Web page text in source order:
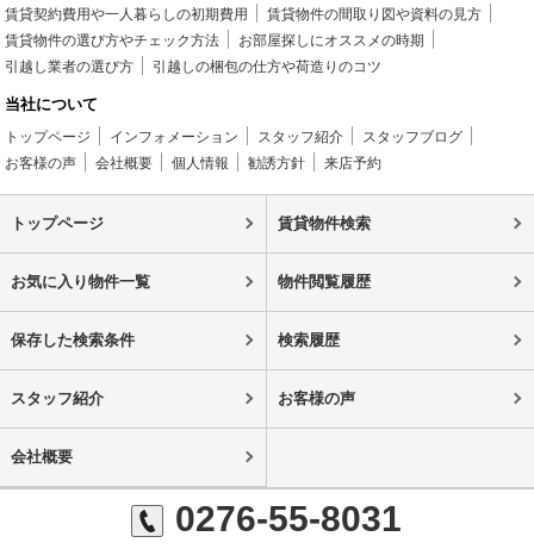
賃貸契約費用や一人暮らしの初期費用
賃貸物件の間取り図や資料の見方
賃貸物件の選び方やチェック方法
お部屋探しにオススメの時期
引越し業者の選び方
引越しの梱包の仕方や荷造りのコツ
当社について
トップページ インフォメーション スタッフ紹介
スタッフブログ
お客様の声
会社概要 個人情報 勧誘方針 来店予約
トップページ 賃貸物件検索
お気に入り物件一覧 物件閲覧履歴
保存した検索条件 検索履歴
スタッフ紹介 お客様の声
会社概要
0276-55-8031